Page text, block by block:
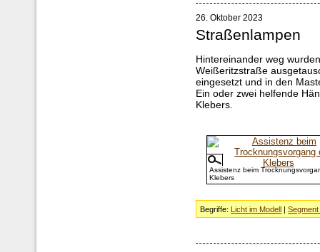
26. Oktober 2023
Straßenlampen
Hintereinander weg
Weißeritzstraße
eingesetzt und in den
Ein oder zwei helfende
Klebers.
Assistenz beim
Klebers
Begriffe: Licht im Modell |